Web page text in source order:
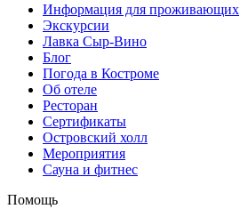
Информация для проживающих
Экскурсии
Лавка Сыр-Вино
Блог
Погода в Костроме
Об отеле
Ресторан
Сертификаты
Островский холл
Мероприятия
Сауна и фитнес
Помощь